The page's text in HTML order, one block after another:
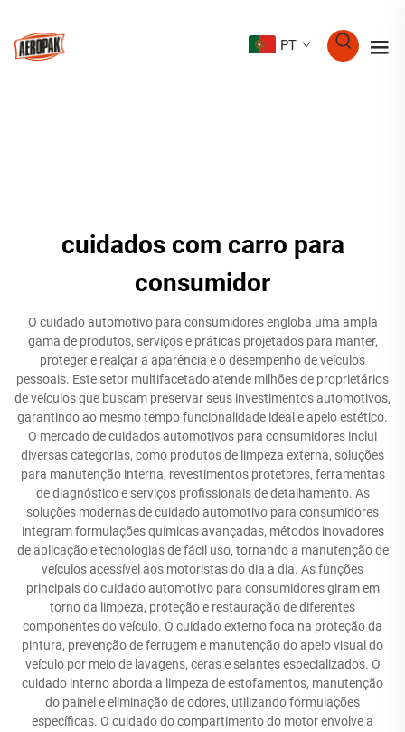
PT
cuidados com carro para
consumidor
O cuidado automotivo para consumidores engloba uma ampla
gama de produtos, serviços e práticas projetados para manter,
proteger e realçar a aparência e o desempenho de veículos
pessoais. Este setor multifacetado atende milhões de proprietários
de veículos que buscam preservar seus investimentos automotivos,
garantindo ao mesmo tempo funcionalidade ideal e apelo estético.
O mercado de cuidados automotivos para consumidores inclui
diversas categorias, como produtos de limpeza externa, soluções
para manutenção interna, revestimentos protetores, ferramentas
de diagnóstico e serviços profissionais de detalhamento. As
soluções modernas de cuidado automotivo para consumidores
integram formulações químicas avançadas, métodos inovadores
de aplicação e tecnologias de fácil uso, tornando a manutenção de
veículos acessível aos motoristas do dia a dia. As funções
principais do cuidado automotivo para consumidores giram em
torno da limpeza, proteção e restauração de diferentes
componentes do veículo. O cuidado externo foca na proteção da
pintura, prevenção de ferrugem e manutenção do apelo visual do
veículo por meio de lavagens, ceras e selantes especializados. O
cuidado interno aborda a limpeza de estofamentos, manutenção
do painel e eliminação de odores, utilizando formulações
específicas. O cuidado do compartimento do motor envolve a